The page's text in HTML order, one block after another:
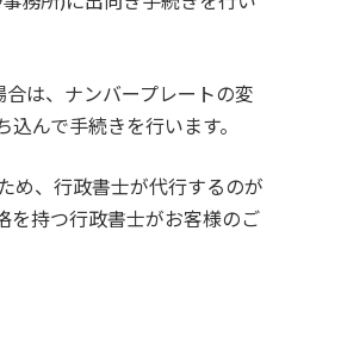
は、ナンバープレートの変
んで手続きを行います。
め、行政書士が代行するのが
を持つ行政書士がお客様のご